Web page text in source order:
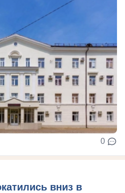
0
вниз в